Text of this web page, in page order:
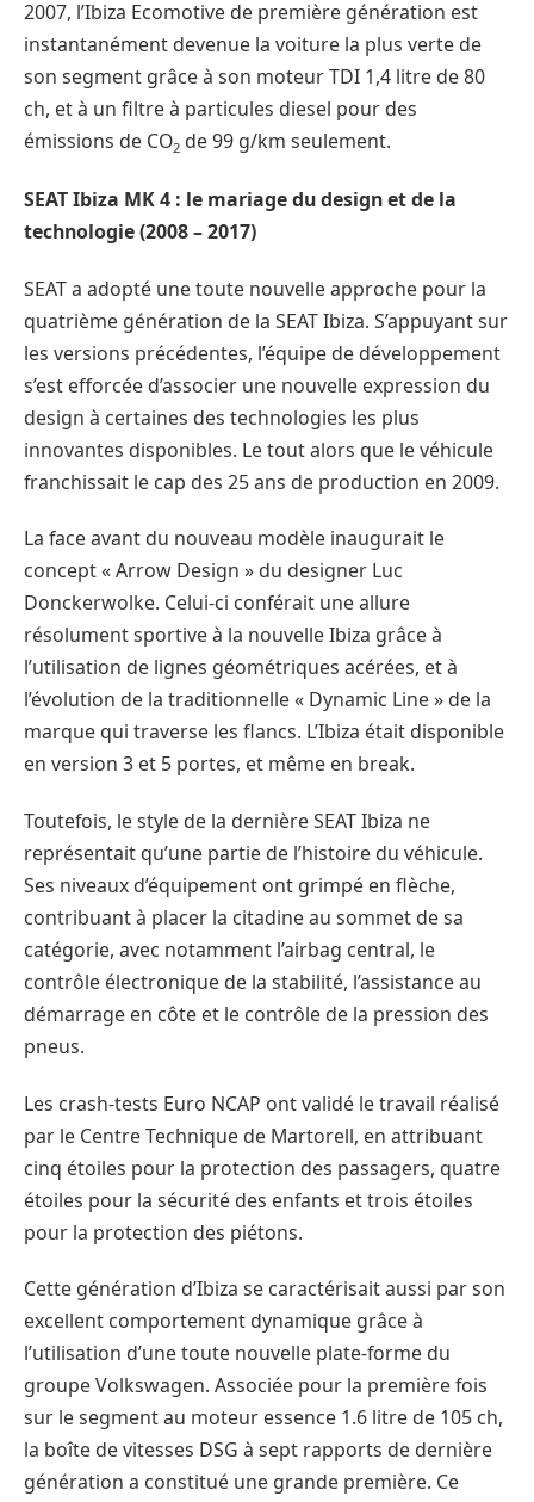
2007, l’Ibiza Ecomotive de première génération est
instantanément devenue la voiture la plus verte de
son segment grâce à son moteur TDI 1,4 litre de 80
ch, et à un filtre à particules diesel pour des
émissions de CO2 de 99 g/km seulement.
SEAT Ibiza MK 4 : le mariage du design et de la
technologie (2008 – 2017)
SEAT a adopté une toute nouvelle approche pour la
quatrième génération de la SEAT Ibiza. S’appuyant sur
les versions précédentes, l’équipe de développement
s’est efforcée d’associer une nouvelle expression du
design à certaines des technologies les plus
innovantes disponibles. Le tout alors que le véhicule
franchissait le cap des 25 ans de production en 2009.
La face avant du nouveau modèle inaugurait le
concept « Arrow Design » du designer Luc
Donckerwolke. Celui-ci conférait une allure
résolument sportive à la nouvelle Ibiza grâce à
l’utilisation de lignes géométriques acérées, et à
l’évolution de la traditionnelle « Dynamic Line » de la
marque qui traverse les flancs. L’Ibiza était disponible
en version 3 et 5 portes, et même en break.
Toutefois, le style de la dernière SEAT Ibiza ne
représentait qu’une partie de l’histoire du véhicule.
Ses niveaux d’équipement ont grimpé en flèche,
contribuant à placer la citadine au sommet de sa
catégorie, avec notamment l’airbag central, le
contrôle électronique de la stabilité, l’assistance au
démarrage en côte et le contrôle de la pression des
pneus.
Les crash-tests Euro NCAP ont validé le travail réalisé
par le Centre Technique de Martorell, en attribuant
cinq étoiles pour la protection des passagers, quatre
étoiles pour la sécurité des enfants et trois étoiles
pour la protection des piétons.
Cette génération d’Ibiza se caractérisait aussi par son
excellent comportement dynamique grâce à
l’utilisation d’une toute nouvelle plate-forme du
groupe Volkswagen. Associée pour la première fois
sur le segment au moteur essence 1.6 litre de 105 ch,
la boîte de vitesses DSG à sept rapports de dernière
génération a constitué une grande première. Ce